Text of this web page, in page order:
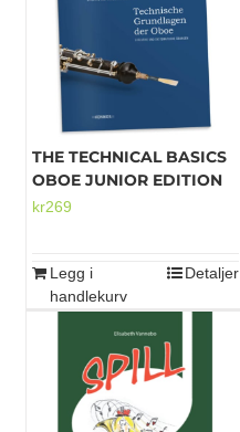
THE TECHNICAL BASICS
OBOE JUNIOR EDITION
kr269
Legg i
handlekurv
Detaljer